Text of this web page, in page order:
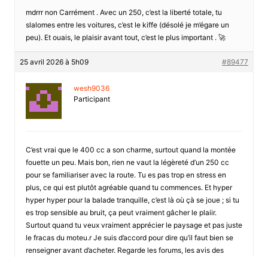
mdrrr non Carrément . Avec un 250, c’est la liberté totale, tu
slalomes entre les voitures, c’est le kiffe (désolé je m’égare un
peu). Et ouais, le plaisir avant tout, c’est le plus important . 🚀
25 avril 2026 à 5h09 #89477
wesh9036
Participant
C’est vrai que le 400 cc a son charme, surtout quand la montée
fouette un peu. Mais bon, rien ne vaut la légèreté d’un 250 cc
pour se familiariser avec la route. Tu es pas trop en stress en
plus, ce qui est plutôt agréable quand tu commences. Et hyper
hyper hyper pour la balade tranquille, c’est là où çà se joue ; si tu
es trop sensible au bruit, ça peut vraiment gâcher le plaiir.
Surtout quand tu veux vraiment apprécier le paysage et pas juste
le fracas du moteu.r Je suis d’accord pour dire qu’il faut bien se
renseigner avant d’acheter. Regarde les forums, les avis des